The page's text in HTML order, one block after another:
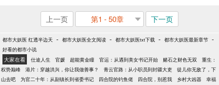
上一页 第1 - 50章 下一页
都市大妖医 红透半边天 - 都市大妖医全文阅读 - 都市大妖医txt下载 - 都市大妖医最新章节 -
好看的都市小说
大家在看 仕途人生 官媛 超能黄金瞳 官运：从遇到美女书记开始 赌石之财色无双
重生：
权势巅峰
港片：穿越洪兴，你让我做善事？ 青云官路：从小职员到封疆大吏
徒儿你无敌了，下
山去吧
为官二十年：从副镇长到省委书记 四合院的钓鱼佬 四合院，别惹我 乡村大凶器
幸福